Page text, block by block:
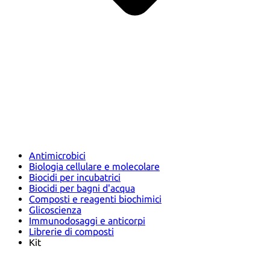
Antimicrobici
Biologia cellulare e molecolare
Biocidi per incubatrici
Biocidi per bagni d'acqua
Composti e reagenti biochimici
Glicoscienza
Immunodosaggi e anticorpi
Librerie di composti
Kit